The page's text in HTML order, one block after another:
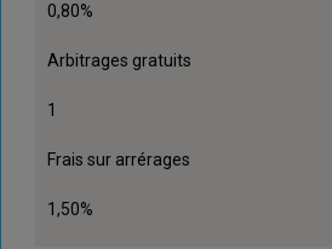
0,80%
Arbitrages gratuits
1
Frais sur arrérages
1,50%